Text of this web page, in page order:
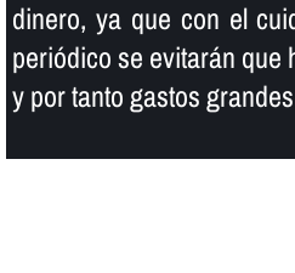
dinero, ya que con el
periódico se evitarán que
y por tanto gastos